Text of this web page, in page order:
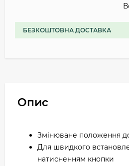
БЕЗКОШТОВНА ДОСТАВКА
Опис
Змінюване положення
Для швидкого
натисненням кнопки